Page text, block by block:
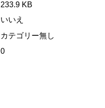
233.9 KB
いいえ
カテゴリー無し
0